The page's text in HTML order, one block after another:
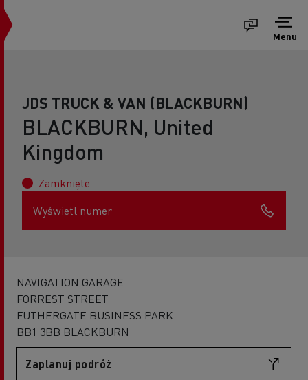
Menu
JDS TRUCK & VAN (BLACKBURN)
BLACKBURN, United
Kingdom
Zamknięte
Wyświetl numer
NAVIGATION GARAGE
FORREST STREET
FUTHERGATE BUSINESS PARK
BB1 3BB BLACKBURN
Zaplanuj podróż